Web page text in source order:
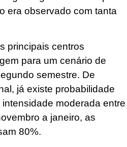
era observado com tanta
principais centros
para um cenário de
semestre. De
já existe probabilidade
moderada entre
a janeiro, as
80%.